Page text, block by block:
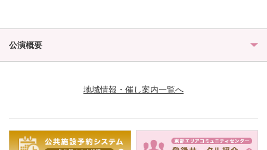
公演概要
地域情報・催し案内一覧へ